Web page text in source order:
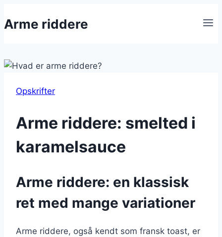
til
Arme riddere
Opskrifter
Arme riddere: smelted i
karamelsauce
Arme riddere: en klassisk
ret med mange variationer
Arme riddere, også kendt som fransk toast, er